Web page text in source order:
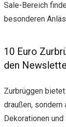
Sale-Bereich
besonderen
10 Euro
den
Zurbrüggen
draußen,
Dekorationen